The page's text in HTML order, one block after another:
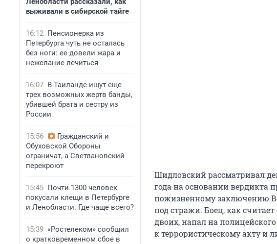
выживали в сибирской тайге
16:12 Пенсионерка из
Петербурга чуть не осталась
без ноги: ее довели жара и
нежелание лечиться
16:07 В Таиланде ищут еще
трех возможных жертв банды,
убившей брата и сестру из
России
15:56
Гражданский и
Обуховской Обороны
ограничат, а Светлановский
перекроют
15:45 Почти 1300 человек
покусали клещи в Петербурге
и Ленобласти. Где чаще всего?
15:39 «Ростелеком» сообщил
о кратковременном сбое в
Шидловский рассматривал
года на основании вердикта
пожизненному заключению
под стражи. Боец, как считает
двоих, напал на
к террористическому акту и